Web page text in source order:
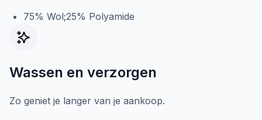
75% Wol;25% Polyamide
Wassen en verzorgen
Zo geniet je langer van je aankoop.